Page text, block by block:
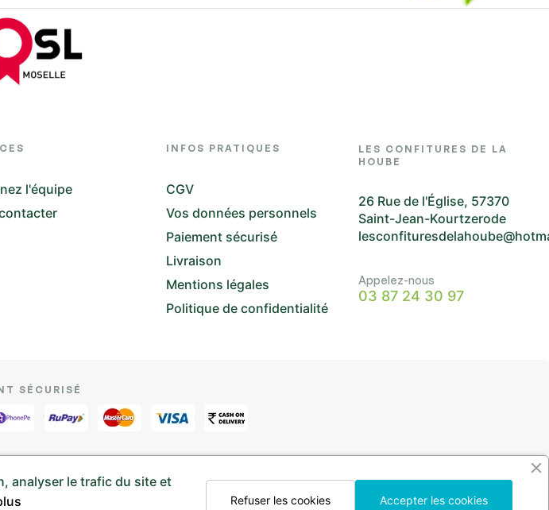
l'équipe
INFOS PRATIQUES
CGV
Vos données personnels
Paiement sécurisé
Livraison
Mentions légales
Politique de confidentialité
LES CONFITURES DE LA
HOUBE
26 Rue de l'Église, 57370
Saint-Jean-Kourtzerode
Appelez-nous
03 87 24 30 97
SÉCURISÉ
analyser le trafic du site et
Accepter les cookies
Refuser les cookies